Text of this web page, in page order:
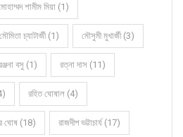
শামীম মিয়া (1)
মৌমিতা চ্যাটার্জী (1) মৌসুমী মুখার্জী (3)
বসু (1) রত্না দাস (11)
রহিত ঘোষাল (4)
ঘোষ (18) রাজদীপ ভট্টাচার্য (17)